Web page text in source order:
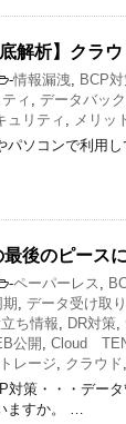
底解析】クラ
-情報漏洩, BCP
ィ , データバッ
ュリティ , メリッ
パソコンで利用
後のピース
-ペーパーレス ,
期, データ受け取
ち情報, DR対策,
公開 , Cloud
レージ, クラウド,
対策・・・デー
ますか。 …